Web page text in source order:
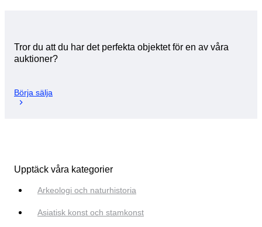
Tror du att du har det perfekta objektet för en av våra
auktioner?
Börja sälja
Upptäck våra kategorier
Arkeologi och naturhistoria
Asiatisk konst och stamkonst